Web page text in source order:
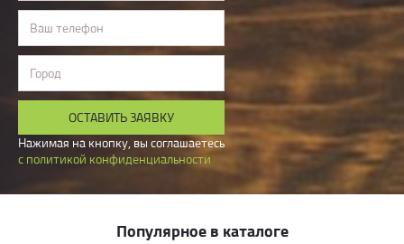
Ваш телефон
Город
ОСТАВИТЬ ЗАЯВКУ
Нажимая на кнопку, вы соглашаетесь
с политикой конфиденциальности
Популярное в каталоге